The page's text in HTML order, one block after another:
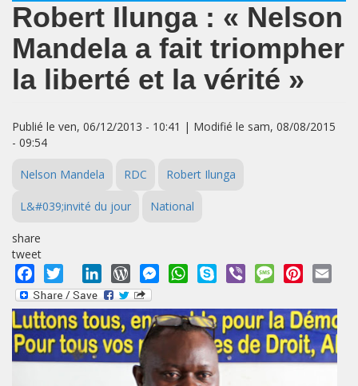
Robert Ilunga : « Nelson
Mandela a fait triompher
la liberté et la vérité »
Publié le ven, 06/12/2013 - 10:41 | Modifié le sam, 08/08/2015
- 09:54
Nelson Mandela RDC Robert Ilunga
L&#039;invité du jour National
share
tweet
Facebook
Twitter LinkedInWordPressMessengerWhatsApp
Skype Viber MessagePinterest